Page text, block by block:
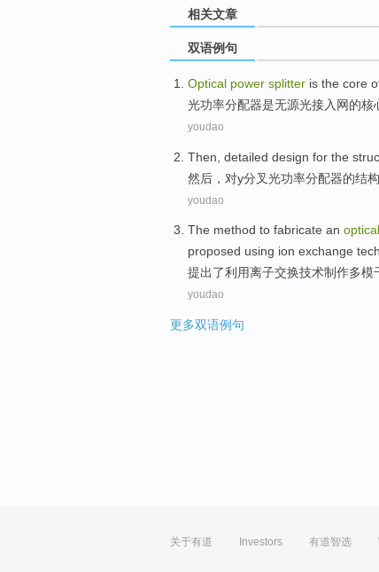
相关文章
双语例句
Optical power splitter is the core
光功率分配器是无源光接入网的核
youdao
Then detailed design for the
然后 ， 对y分叉光功率分配器的结构
youdao
The method to fabricate an optical
proposed using ion exchange
提出了利用离子交换技术制作多模
youdao
更多双语例句
关于有道 Investors 有道智选